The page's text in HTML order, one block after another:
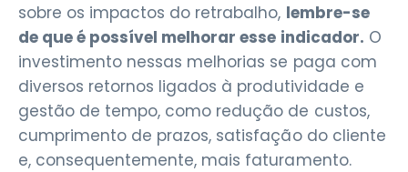
sobre os impactos do retrabalho, lembre-se
de que é possível melhorar esse indicador. O
investimento nessas melhorias se paga com
diversos retornos ligados à produtividade e
gestão de tempo, como redução de custos,
cumprimento de prazos, satisfação do cliente
e, consequentemente, mais faturamento.